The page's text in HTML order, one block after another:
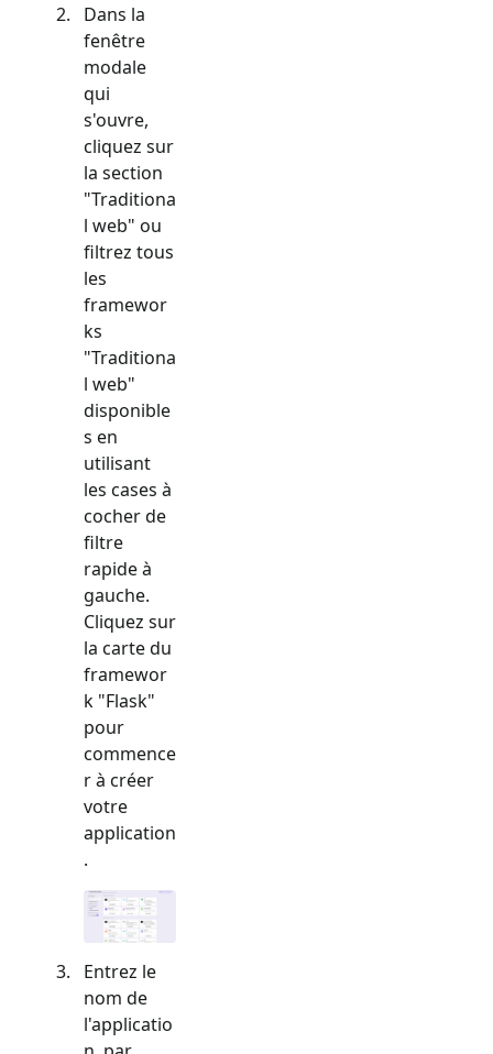
Dans la
fenêtre
modale
qui
s'ouvre,
cliquez sur
la section
"Traditiona
l web" ou
filtrez tous
les
framewor
ks
"Traditiona
l web"
disponible
s en
utilisant
les cases à
cocher de
filtre
rapide à
gauche.
Cliquez sur
la carte du
framewor
k "Flask"
pour
commence
r à créer
votre
application
.
Entrez le
nom de
l'applicatio